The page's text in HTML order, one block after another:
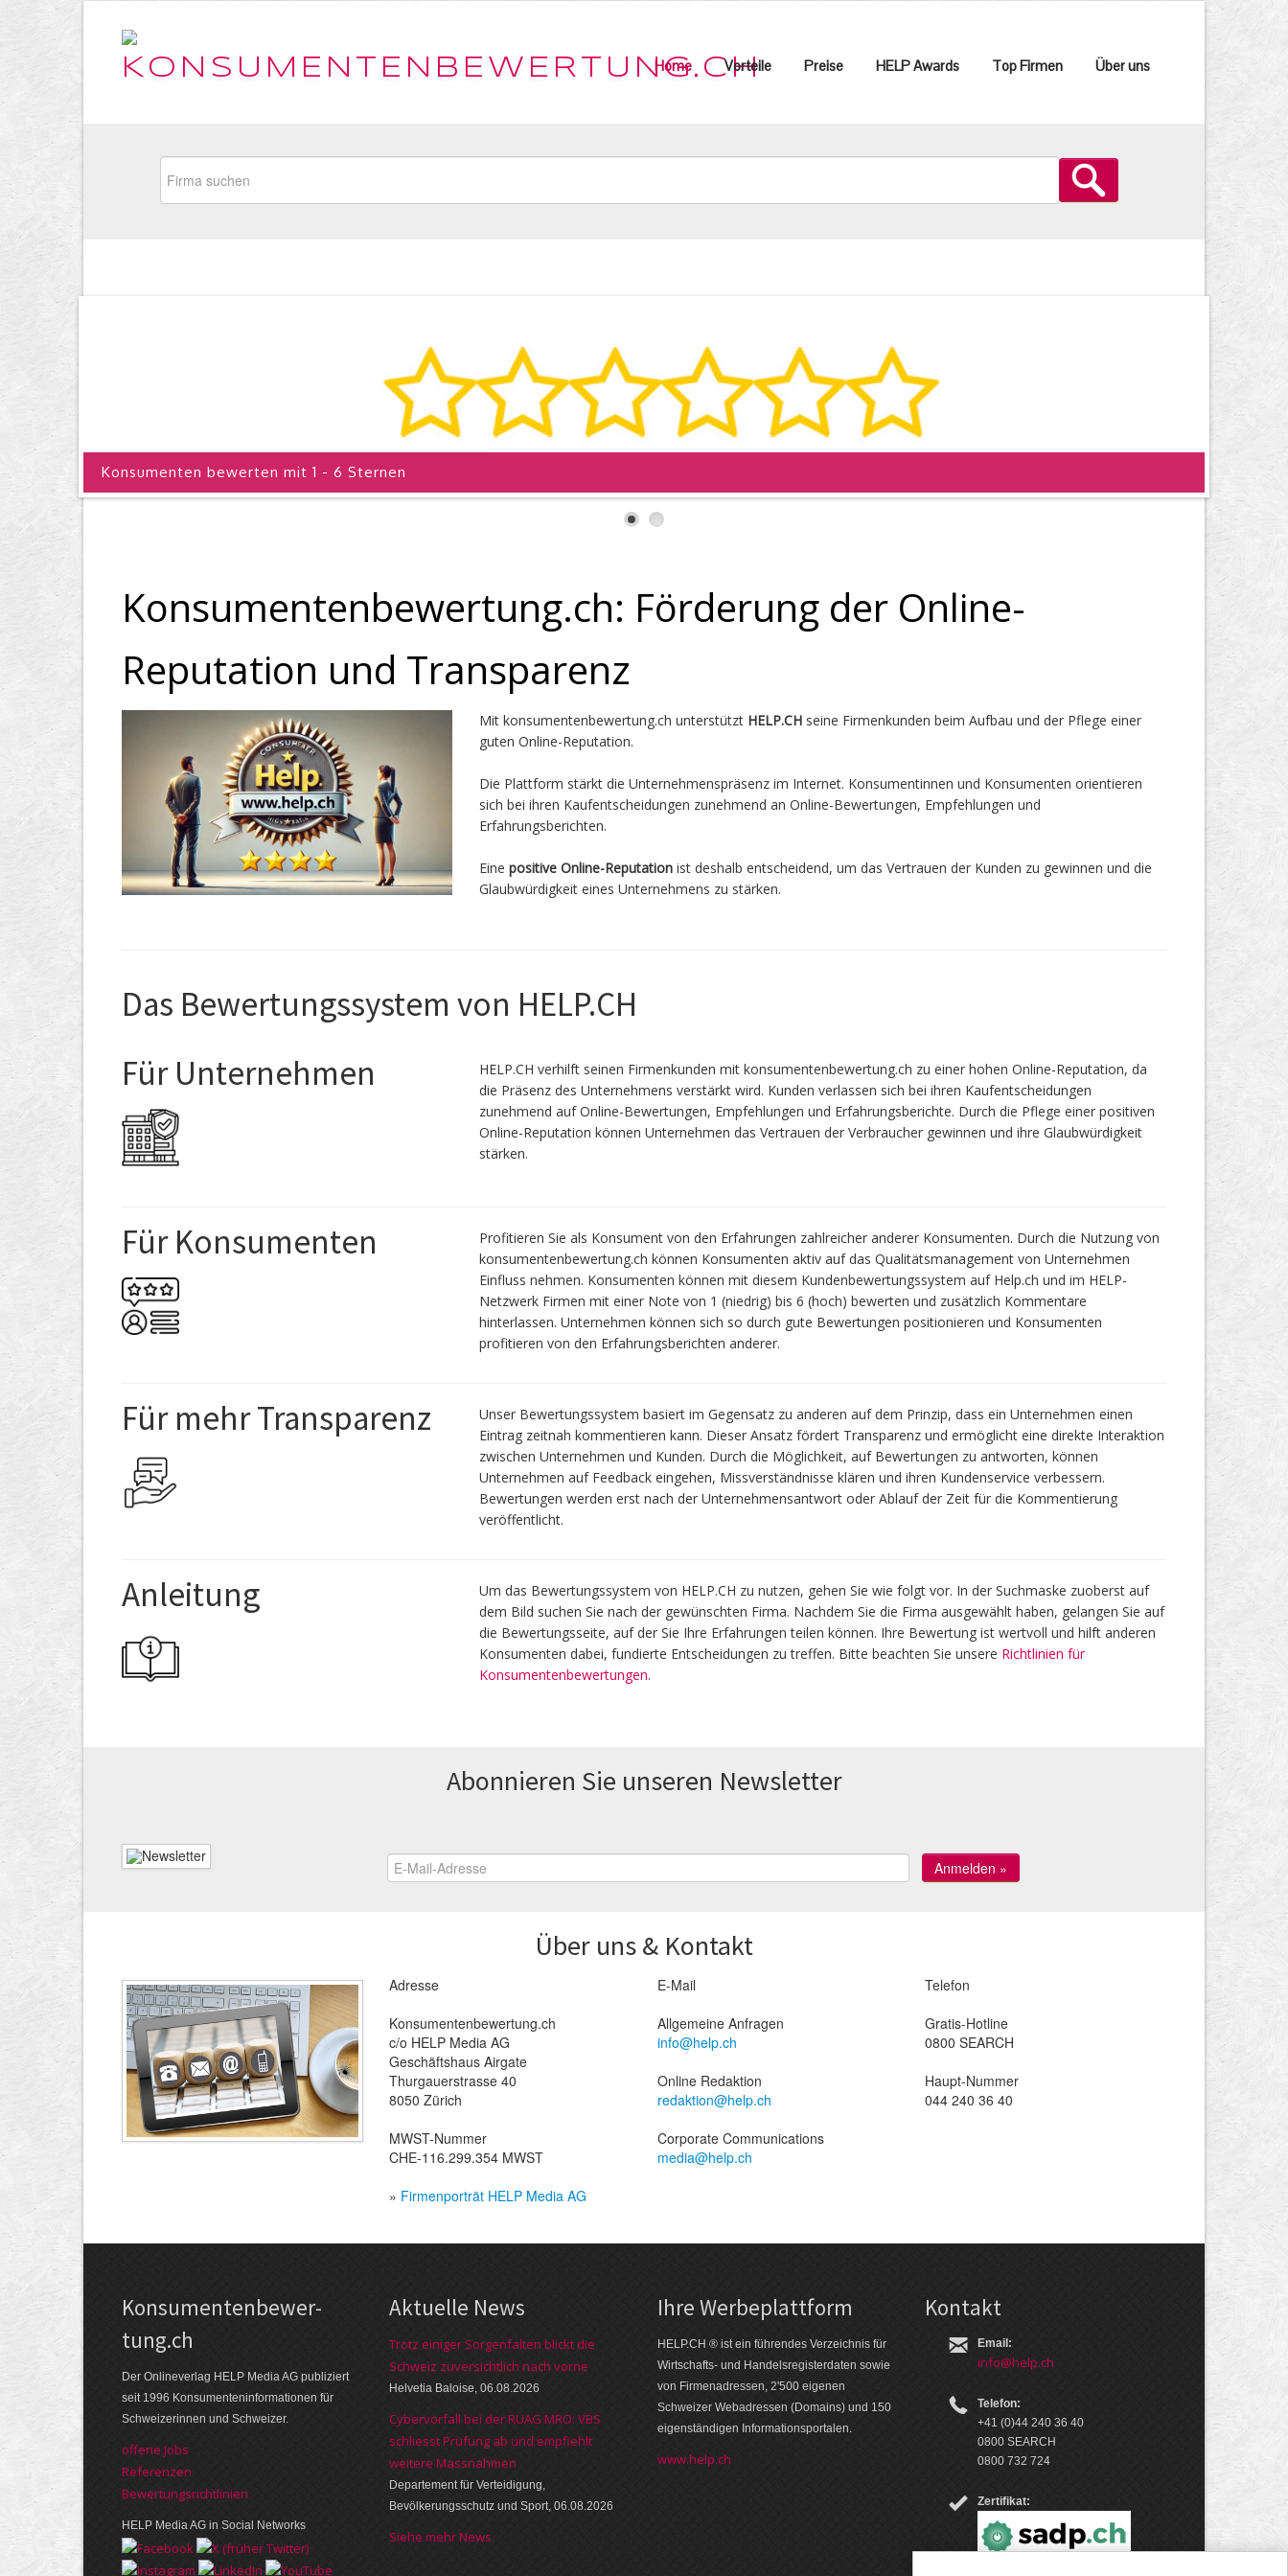
Home Vorteile Preise HELP Awards Top Firmen Über uns
Konsumenten bewerten mit 1 - 6 Sternen
Konsumentenbewertung.ch: Förderung der Online-
Reputation und Transparenz
Mit konsumentenbewertung.ch unterstützt HELP.CHseine Firmenkunden beim Aufbau und der Pflege einer
guten Online-Reputation.
Die Plattform stärkt die Unternehmenspräsenz im Internet. Konsumentinnen und Konsumenten orientieren
sich bei ihren Kaufentscheidungen zunehmend an Online-Bewertungen, Empfehlungen und
Erfahrungsberichten.
Eine positive Online-Reputationist deshalb entscheidend, um das Vertrauen der Kunden zu gewinnen und die
Glaubwürdigkeit eines Unternehmens zu stärken.
Das Bewertungssystem von HELP.CH
Für Unternehmen
HELP.CH verhilft seinen Firmenkunden mit konsumentenbewertung.ch zu einer hohen Online-Reputation, da
die Präsenz des Unternehmens ver­stärkt wird. Kunden verlassen sich bei ihren Kaufentscheidungen
zunehmend auf Online-Bewertungen, Empfeh­lungen und Erfahrungs­be­richte. Durch die Pflege einer positiven
Online-Reputation können Unternehmen das Vertrauen der Verbraucher gewinnen und ihre Glaub­würdigkeit
stärken.
Für Konsumenten
Profitieren Sie als Konsument von den Erfahrungen zahlreicher anderer Konsumenten. Durch die Nutzung von
konsumentenbewertung.ch können Konsumenten aktiv auf das Qualitätsmanagement von Unternehmen
Einfluss nehmen. Konsumenten können mit diesem Kundenbewertungssystem auf Help.ch und im HELP-
Netzwerk Firmen mit einer Note von 1 (niedrig) bis 6 (hoch) bewerten und zusätzlich Kommentare
hinterlassen. Unternehmen können sich so durch gute Bewertungen positionieren und Konsumenten
profitieren von den Erfahrungsberichten anderer.
Für mehr Transparenz
Unser Bewertungssystem basiert im Gegensatz zu anderen auf dem Prinzip, dass ein Unternehmen einen
Eintrag zeitnah kommentieren kann. Dieser Ansatz fördert Transparenz und ermöglicht eine direkte Interaktion
zwischen Unternehmen und Kunden. Durch die Möglichkeit, auf Bewertungen zu antworten, können
Unternehmen auf Feedback eingehen, Missverständnisse klären und ihren Kundenservice verbessern.
Bewertungen werden erst nach der Unternehmensantwort oder Ablauf der Zeit für die Kommentierung
veröffentlicht.
Anleitung
Um das Bewertungssystem von HELP.CH zu nutzen, gehen Sie wie folgt vor. In der Suchmaske zuoberst auf
dem Bild suchen Sie nach der gewünschten Firma. Nachdem Sie die Firma ausgewählt haben, gelangen Sie auf
die Bewertungsseite, auf der Sie Ihre Erfahrungen teilen können. Ihre Bewertung ist wertvoll und hilft anderen
Konsumenten dabei, fundierte Entscheidungen zu treffen. Bitte beachten Sie unsere Richtlinien für
Konsumentenbewertungen.
Abonnieren Sie unseren News­letter
Über uns & Kontakt
Adresse
Konsumentenbewertung.ch
c/o HELP Media AG
Geschäftshaus Airgate
Thurgauerstrasse 40
8050 Zürich
MWST-Nummer
CHE-116.299.354 MWST
» Firmenporträt HELP Media AG
E-Mail
Allgemeine Anfragen
info@help.ch
Online Redaktion
redaktion@help.ch
Corporate Communications
media@help.ch
Telefon
Gratis-Hotline
0800 SEARCH
Haupt-Nummer
044 240 36 40
Kon­su­menten­be­wer­
tung.ch
Der Online­verlag HELP Media AG publi­ziert
seit 1996 Kon­su­menten­infor­mationen für
Schwei­zerinnen und Schweizer.
offene Jobs
Referenzen
Bewer­tungs­richt­linien
HELP Media AG in Social Networks
Aktuelle News
Trotz einiger Sorgenfalten blickt die
Schweiz zuversichtlich nach vorne
Helvetia Baloise, 06.08.2026
Cybervorfall bei der RUAG MRO: VBS
schliesst Prüfung ab und empfiehlt
weitere Massnahmen
Departement für Verteidigung,
Bevölkerungsschutz und Sport, 06.08.2026
Siehe mehr News
Ihre Werbe­platt­form
HELP.CH ® ist ein führendes Ver­zeich­nis für
Wirt­schafts- und Handels­register­daten so­wie
von Firmen­adressen, 2'500 eige­nen
Schweizer Web­adressen (Domains) und 150
eigen­ständigen Infor­mations­por­talen.
www.help.ch
Kontakt
Email:
info@help.ch
Telefon:
+41 (0)44 240 36 40
0800 SEARCH
0800 732 724
Zertifikat: